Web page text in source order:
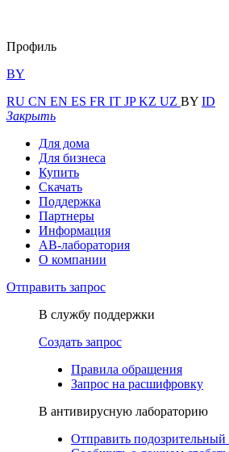
Профиль
BY
RU CN EN ES FR IT JPKZ UZ BY ID
Закрыть
Для дома
Для бизнеса
Купить
Скачать
Поддержка
Партнеры
Информация
АВ-лаборатория
О компании
Отправить запрос
В службу поддержки
Создать запрос
Правила обращения
Запрос на расшифровку
В антивирусную лабораторию
Отправить